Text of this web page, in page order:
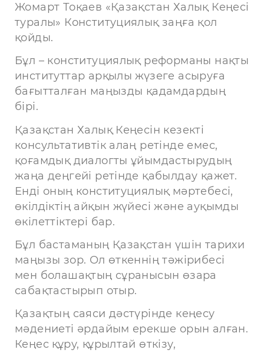
Жомарт Тоқаев «Қазақстан Халық Кеңесі
туралы» Конституциялық заңға қол
қойды.
Бұл – конституциялық реформаны нақты
институттар арқылы жүзеге асыруға
бағытталған маңызды қадамдардың
бірі.
Қазақстан Халық Кеңесін кезекті
консультативтік алаң ретінде емес,
қоғамдық диалогты ұйымдастырудың
жаңа деңгейі ретінде қабылдау қажет.
Енді оның конституциялық мәртебесі,
өкілдіктің айқын жүйесі және ауқымды
өкілеттіктері бар.
Бұл бастаманың Қазақстан үшін тарихи
маңызы зор. Ол өткеннің тәжірибесі
мен болашақтың сұранысын өзара
сабақтастырып отыр.
Қазақтың саяси дәстүрінде кеңесу
мәдениеті әрдайым ерекше орын алған.
Кеңес құру, құрылтай өткізу,